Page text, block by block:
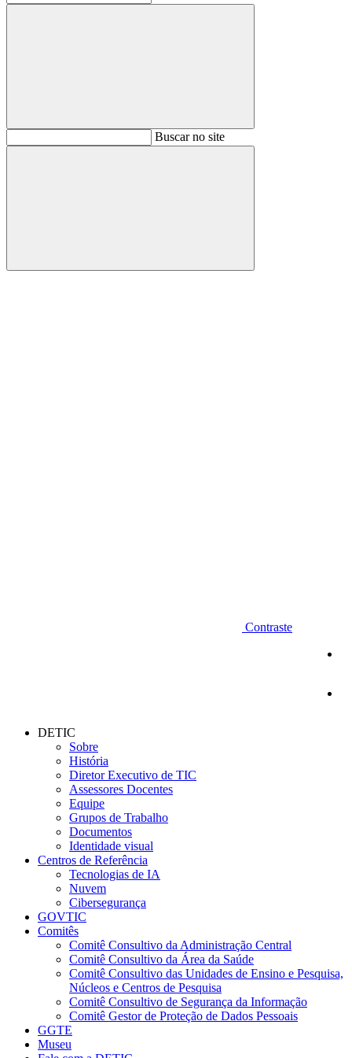
BuscarBuscar no site
Buscar
Contraste
DETIC
Sobre
História
Diretor Executivo de TIC
Assessores Docentes
Equipe
Grupos de Trabalho
Documentos
Identidade visual
Centros de Referência
Tecnologias de IA
Nuvem
Cibersegurança
GOVTIC
Comitês
Comitê Consultivo da Administração Central
Comitê Consultivo da Área da Saúde
Comitê Consultivo das Unidades de Ensino e Pesquisa,
Núcleos e Centros de Pesquisa
Comitê Consultivo de Segurança da Informação
Comitê Gestor de Proteção de Dados Pessoais
GGTE
Museu